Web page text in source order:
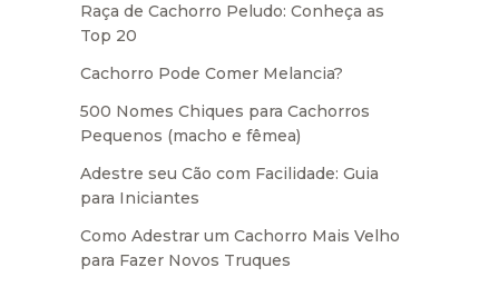
Raça de Cachorro Peludo: Conheça as
Top 20
Cachorro Pode Comer Melancia?
500 Nomes Chiques para Cachorros
Pequenos (macho e fêmea)
Adestre seu Cão com Facilidade: Guia
para Iniciantes
Como Adestrar um Cachorro Mais Velho
para Fazer Novos Truques